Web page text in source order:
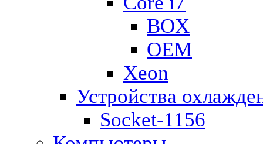
BOX
OEM
Xeon
Устройства
Socket-1156